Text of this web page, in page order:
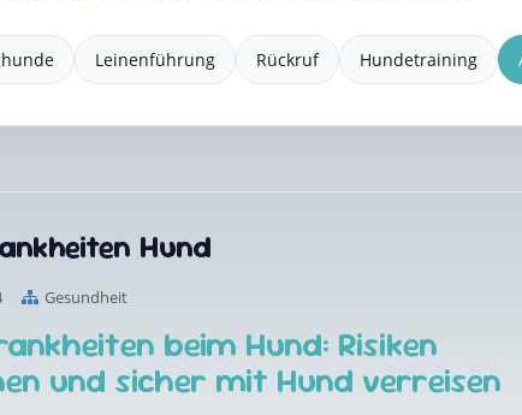
Leinenführung Rückruf Hundetraining
Hund
Gesundheit
beim Hund: Risiken
und sicher mit Hund verreisen